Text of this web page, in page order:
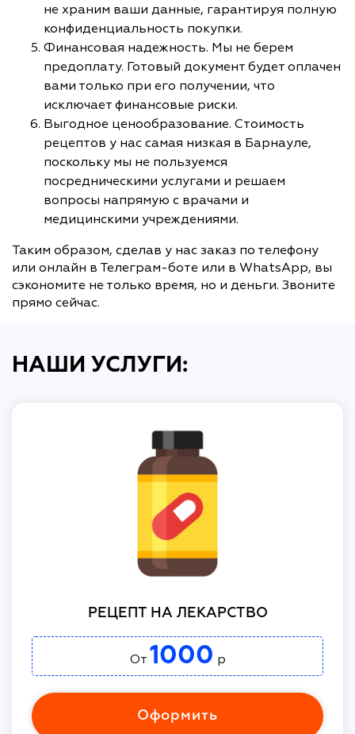
не храним ваши данные, гарантируя полную
конфиденциальность покупки.
Финансовая надежность. Мы не берем
предоплату. Готовый документ будет оплачен
вами только при его получении, что
исключает финансовые риски.
Выгодное ценообразование. Стоимость
рецептов у нас самая низкая в Барнауле,
поскольку мы не пользуемся
посредническими услугами и решаем
вопросы напрямую с врачами и
медицинскими учреждениями.
Таким образом, сделав у нас заказ по телефону
или онлайн в Телеграм-боте или в WhatsApp, вы
сэкономите не только время, но и деньги. Звоните
прямо сейчас.
НАШИ УСЛУГИ:
РЕЦЕПТ НА ЛЕКАРСТВО
От 1000 р
Оформить